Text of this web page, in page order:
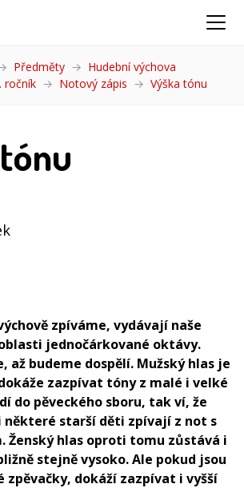
Předměty
Hudební výchova
ročník Notový zápis Výška tónu
zpíváme, vydávají naše
jednočárkované oktávy.
až budeme dospělí. Mužský hlas je
zazpívat tóny z malé i velké
do pěveckého sboru, tak ví, že
některé starší děti zpívají z not s
Ženský hlas oproti tomu zůstává i
stejně vysoko. Ale pokud jsou
zpěvačky, dokáží zazpívat i vyšší